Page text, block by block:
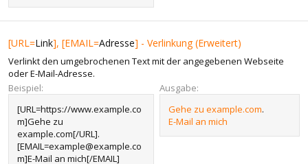
[URL=Link], [EMAIL=Adresse] - Verlinkung (Erweitert)
Verlinkt den umgebrochenen Text mit der angegebenen Webseite
oder E-Mail-Adresse.
Beispiel:
[URL=https://www.example.co
m]Gehe zu
example.com[/URL].
[EMAIL=example@example.co
m]E-Mail an mich[/EMAIL]
Ausgabe:
Gehe zu example.com.
E-Mail an mich